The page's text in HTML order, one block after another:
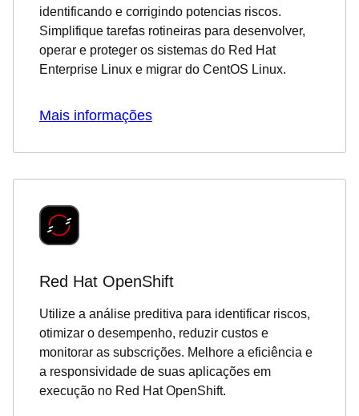
identificando e corrigindo potencias riscos.
Simplifique tarefas rotineiras para desenvolver,
operar e proteger os sistemas do Red Hat
Enterprise Linux e migrar do CentOS Linux.
Mais informações
Red Hat OpenShift
Utilize a análise preditiva para identificar riscos,
otimizar o desempenho, reduzir custos e
monitorar as subscrições. Melhore a eficiência e
a responsividade de suas aplicações em
execução no Red Hat OpenShift.